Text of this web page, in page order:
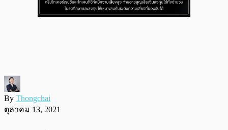
By Thongchai
ตุลาคม 13, 2021